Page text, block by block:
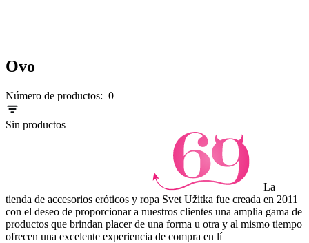
Ovo
Número de productos: 0
Sin productos
La
tienda de accesorios eróticos y ropa Svet Užitka fue creada en 2011
con el deseo de proporcionar a nuestros clientes una amplia gama de
productos que brindan placer de una forma u otra y al mismo tiempo
ofrecen una excelente experiencia de compra en lí